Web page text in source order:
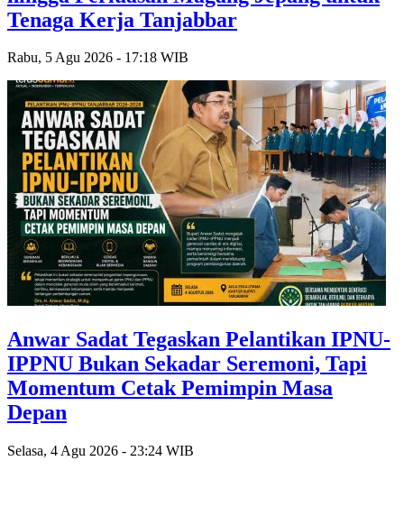
Tenaga Kerja Tanjabbar
Rabu, 5 Agu 2026 - 17:18 WIB
Anwar Sadat Tegaskan Pelantikan IPNU-
IPPNU Bukan Sekadar Seremoni, Tapi
Momentum Cetak Pemimpin Masa
Depan
Selasa, 4 Agu 2026 - 23:24 WIB